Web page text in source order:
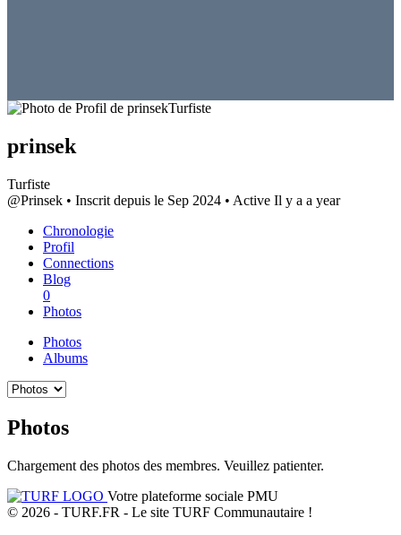
Turfiste
prinsek
Turfiste
@Prinsek • Inscrit depuis le Sep 2024 • Active Il y a a year
Chronologie
Profil
Connections
Blog
0
Photos
Photos
Albums
Photos
Chargement des photos des membres. Veuillez patienter.
Votre plateforme sociale PMU
© 2026 - TURF.FR - Le site TURF Communautaire !